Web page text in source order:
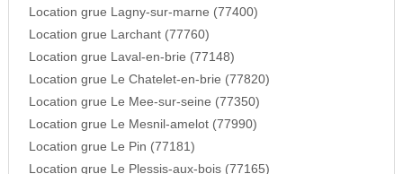
Location grue Lagny-sur-marne (77400)
Location grue Larchant (77760)
Location grue Laval-en-brie (77148)
Location grue Le Chatelet-en-brie (77820)
Location grue Le Mee-sur-seine (77350)
Location grue Le Mesnil-amelot (77990)
Location grue Le Pin (77181)
Location grue Le Plessis-aux-bois (77165)